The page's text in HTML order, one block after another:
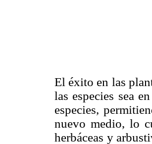
El éxito en las
las especies sea
especies,
nuevo medio, lo
herbáceas y